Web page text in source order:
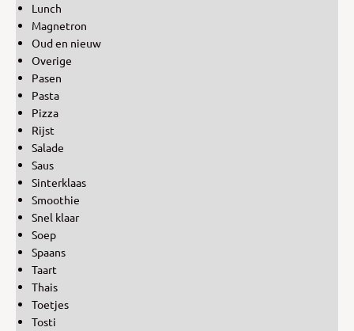
Lunch
Magnetron
Oud en nieuw
Overige
Pasen
Pasta
Pizza
Rijst
Salade
Saus
Sinterklaas
Smoothie
Snel klaar
Soep
Spaans
Taart
Thais
Toetjes
Tosti